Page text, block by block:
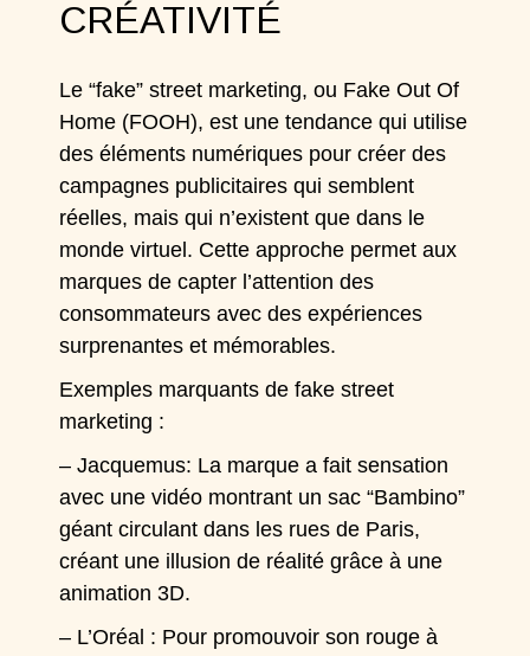
CRÉATIVITÉ
Le “fake” street marketing, ou Fake Out Of
Home (FOOH), est une tendance qui utilise
des éléments numériques pour créer des
campagnes publicitaires qui semblent
réelles, mais qui n’existent que dans le
monde virtuel. Cette approche permet aux
marques de capter l’attention des
consommateurs avec des expériences
surprenantes et mémorables.
Exemples marquants de fake street
marketing :
– Jacquemus: La marque a fait sensation
avec une vidéo montrant un sac “Bambino”
géant circulant dans les rues de Paris,
créant une illusion de réalité grâce à une
animation 3D.
– L’Oréal : Pour promouvoir son rouge à